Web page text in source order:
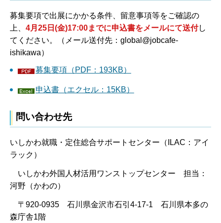
募集要項で出展にかかる条件、留意事項等をご確認の
上、 4月25日(金)17:00までに申込書をメールにて送付し
てください。（メール送付先：global@jobcafe-
ishikawa）
募集要項（PDF：193KB）
申込書（エクセル：15KB）
問い合わせ先
いしかわ就職・定住総合サポートセンター（ILAC：アイ
ラック）
いしかわ外国人材活用ワンストップセンター 担当：
河野（かわの）
〒920-0935 石川県金沢市石引4-17-1 石川県本多の
森庁舎1階